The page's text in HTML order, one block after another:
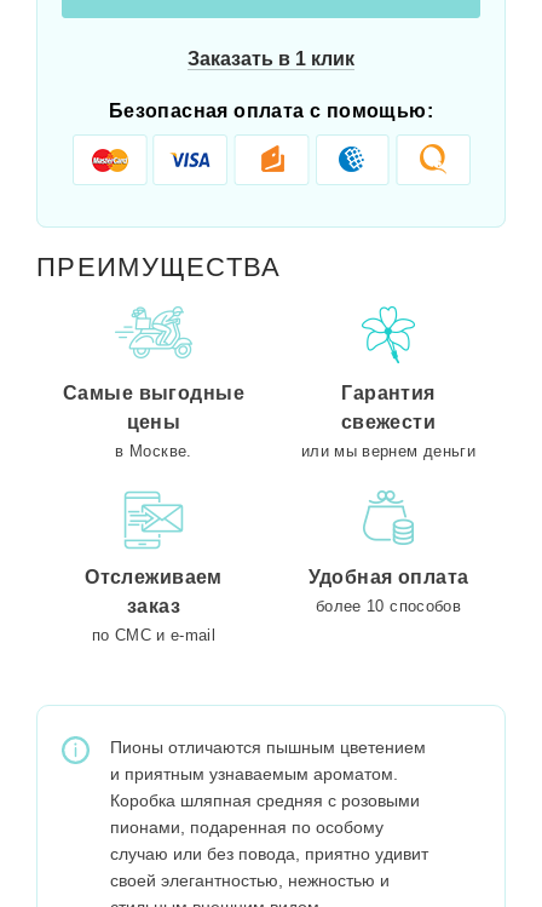
Заказать в 1 клик
Безопасная оплата с помощью:
ПРЕИМУЩЕСТВА
Самые выгодные
цены
в Москве.
Гарантия
свежести
или мы вернем деньги
Отслеживаем
заказ
по СМС и e-mail
Удобная оплата
более 10 способов
Пионы отличаются пышным цветением
и приятным узнаваемым ароматом.
Коробка шляпная средняя с розовыми
пионами, подаренная по особому
случаю или без повода, приятно удивит
своей элегантностью, нежностью и